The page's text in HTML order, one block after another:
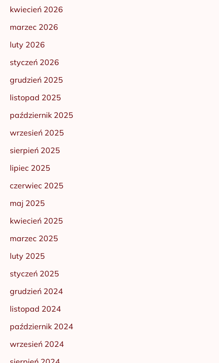
kwiecień 2026
marzec 2026
luty 2026
styczeń 2026
grudzień 2025
listopad 2025
październik 2025
wrzesień 2025
sierpień 2025
lipiec 2025
czerwiec 2025
maj 2025
kwiecień 2025
marzec 2025
luty 2025
styczeń 2025
grudzień 2024
listopad 2024
październik 2024
wrzesień 2024